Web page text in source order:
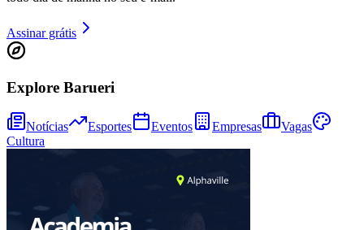
Assinar grátis
Explore Barueri
Notícias Esportes Eventos Empresas
Vagas
Cultura